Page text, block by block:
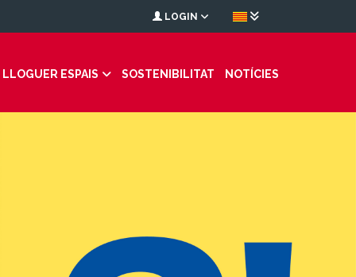
LOGIN
LLOGUER ESPAIS SOSTENIBILITAT NOTÍCIES